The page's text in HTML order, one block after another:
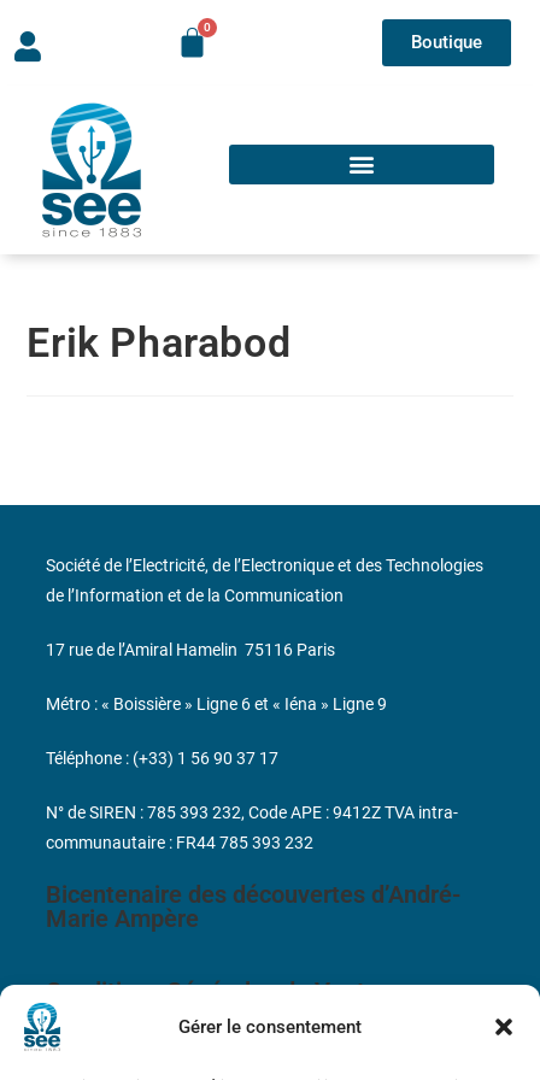
Gérer le consentement
Boutique
Erik Pharabod
Bicentenaire des découvertes d’André-
Marie Ampère
Conditions Générales de Vente
Société de l’Electricité, de l’Electronique et des Technologies
de l’Information et de la Communication
17 rue de l’Amiral Hamelin 75116 Paris
Métro : « Boissière » Ligne 6 et « Iéna » Ligne 9
Téléphone : (+33) 1 56 90 37 17
N° de SIREN : 785 393 232, Code APE : 9412Z TVA intra-
communautaire : FR44 785 393 232